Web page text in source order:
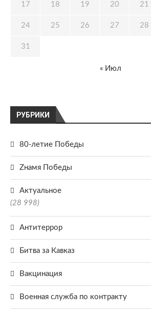
РУБРИКИ
80-летие Победы
Zнамя Победы
Актуальное
(28 998)
Антитеррор
Битва за Кавказ
Вакцинация
Военная служба по контракту
17 18 19 20 21
24 25 26 27 28
31
« Июл